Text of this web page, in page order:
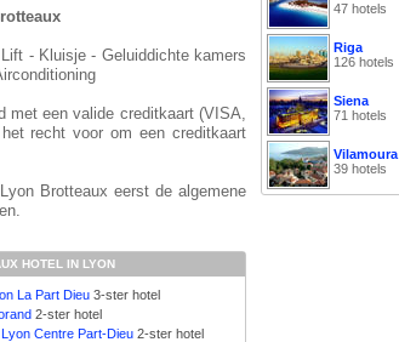
- Kluisje - Geluiddichte kamers
met een valide creditkaart (VISA,
recht voor om een creditkaart
Brotteaux eerst de algemene
HOTEL IN LYON
La Part Dieu 3-ster hotel
2-ster hotel
Centre Part-Dieu 2-ster hotel
47 hotels
Riga
126 hotels
Siena
71 hotels
Vilamoura
39 hotels